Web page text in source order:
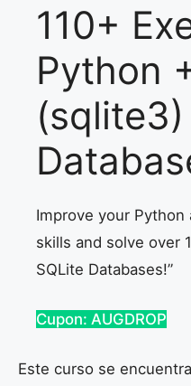
110+
Python
(sqlite3)
Improve your Python
skills and solve over
SQLite Databases!”
Cupon: AUGDROP
Este curso se